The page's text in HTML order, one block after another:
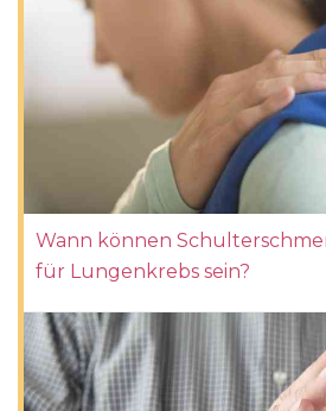
Wann können
für Lungenkrebs sein?